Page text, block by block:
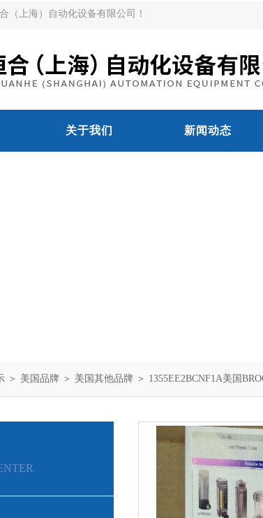
（上海）自动化设备有限公司！
关于我们 新闻动态
＞ 美国品牌 ＞ 美国其他品牌 ＞ 1355EE2BCNF1A美国